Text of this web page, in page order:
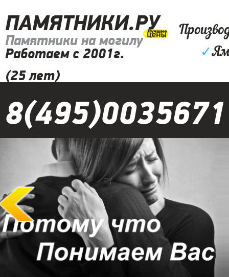
ПАМЯТНИКИ.РУ
Памятники на могилу
Работаем с 2001г.
(25 лет)
✓
8(495)0035671